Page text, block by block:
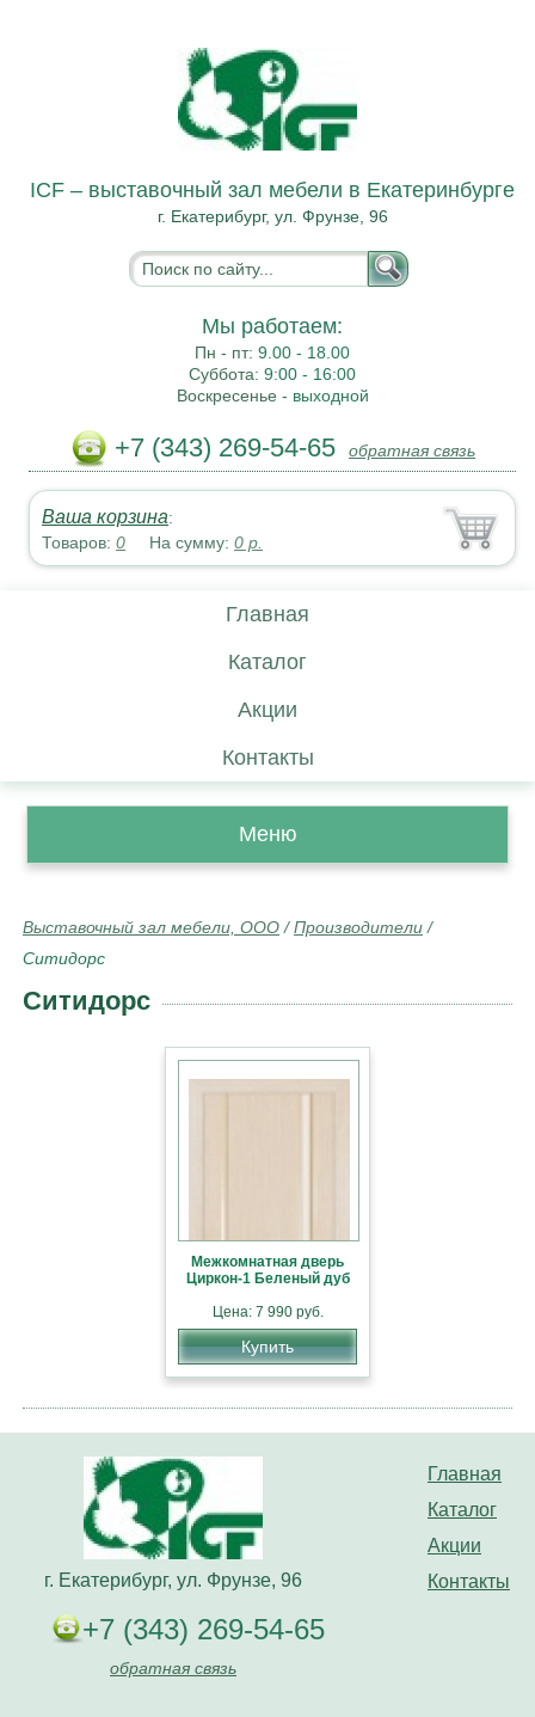
ICF – выставочный зал мебели в Екатеринбурге
г. Екатерибург, ул. Фрунзе, 96
Мы работаем:
Пн - пт:9.00 - 18.00
Суббота:9:00 - 16:00
Воскресенье - выходной
+7 (343) 269-54-65 обратная связь
Ваша корзина:
Товаров:0 На сумму:0 р.
Главная
Каталог
Акции
Контакты
Меню
Выставочный зал мебели, ООО /Производители /
Ситидорс
Ситидорс
Межкомнатная дверь
Циркон-1 Беленый дуб
Цена: 7 990 руб.
Купить
Главная
Каталог
Акции
Контакты
г. Екатерибург, ул. Фрунзе, 96
+7 (343) 269-54-65
обратная связь